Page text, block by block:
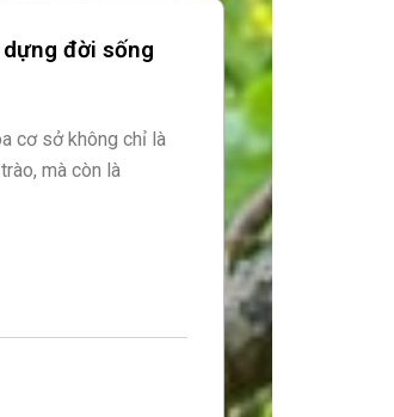
đời sống
cơ sở không chỉ là
mà còn là